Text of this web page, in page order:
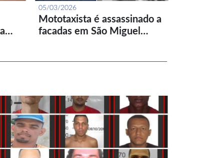
05/03/2026
Mototaxista é assassinado a
facadas em São Miguel…